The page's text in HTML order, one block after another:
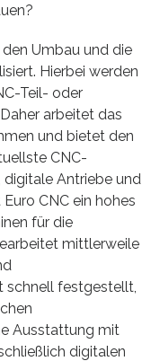
Umbau und die
Hierbei werden
Teil- oder
arbeitet das
und bietet den
CNC-
Antriebe und
CNC ein hohes
für die
mittlerweile
schnell festgestellt,
Ausstattung mit
digitalen